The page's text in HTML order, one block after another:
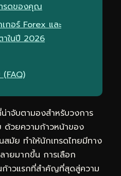
ทรดของคุณ
กอร์ Forex และ
าในปี 2026
จับตามองสำหรับวงการ
ด้วยความก้าวหน้าของ
สมัย ทำให้นักเทรดไทยมีทาง
ายมากขึ้น การเลือก
ก้าวแรกที่สำคัญที่สุดสู่ความ